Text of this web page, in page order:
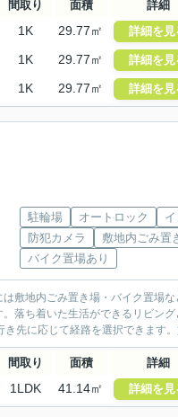
間取り 面積 詳細
1K 29.77㎡ 詳細を見
1K 29.77㎡ 詳細を見
1K 29.77㎡ 詳細を見
駐輪場 オートロック
防犯カメラ
敷地内ごみ置
バイク置場あり
敷地内ごみ置き場・バイク置場
落ち着いた生活ができるリビン
先に応じて経路を選択できます
間取り 面積 詳細
1LDK 41.14㎡ 詳細を見